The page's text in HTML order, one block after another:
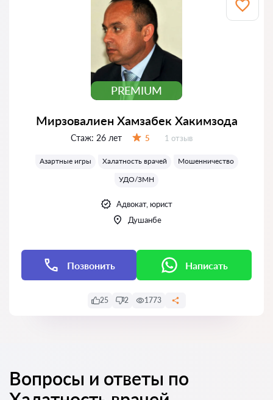
PREMIUM
Мирзовалиен Хамзабек Хакимзода
Стаж: 26 лет 5 Отзывов:
1 отзыв
Азартные игры Халатность врачей
Мошенничество
УДО/ЗМН
Адвокат, юрист
Душанбе
Позвонить Написать
25 2 1773
Вопросы и ответы по